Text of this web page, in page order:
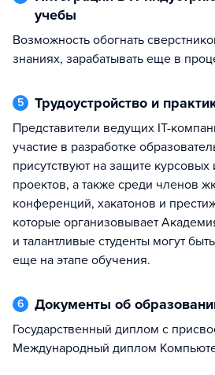
учебы
Возможность обогнать сверстников в развитии и
знаниях, зарабатывать еще в
5 Трудоустройство и
Представители ведущих IT-компаний принимают
участие в разработке
присутствуют на защите
проектов, а также среди членов
конференций, хакатонов и
которые организовывает
и талантливые студенты могут
еще на этапе обучения.
6 Документы об
Государственный диплом с присвоением квалификации.
Международный диплом